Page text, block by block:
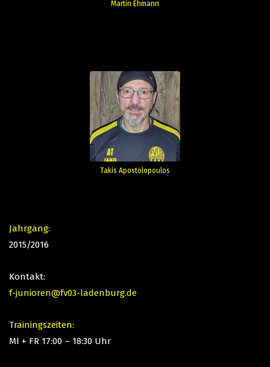
Martin Ehmann
Takis Apostolopoulos
Jahrgang:
2015/2016
Kontakt:
f-junioren@fv03-ladenburg.de
Trainingszeiten:
MI + FR 17:00 – 18:30 Uhr